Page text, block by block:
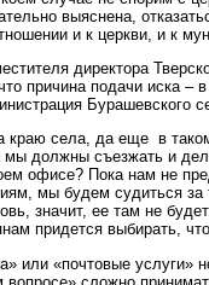
выяснена,
и к церкви, и к
директора
причина подачи иска – в
Бурашевского
краю села, да еще в
должны съезжать и
офисе? Пока нам не
мы будем судиться
значит, ее там не
придется выбирать,
или «почтовые услуги»